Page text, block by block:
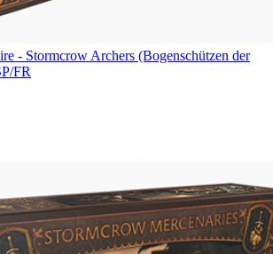
- Stormcrow Archers (Bogenschützen der
FR